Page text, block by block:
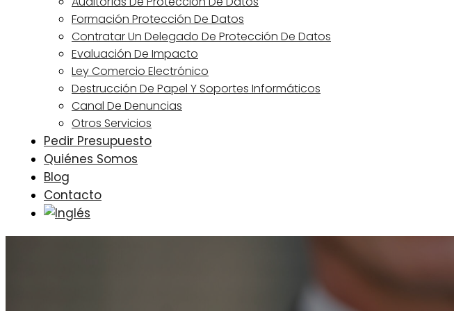
Formación Protección De Datos
Contratar Un Delegado De Protección De Datos
Evaluación De Impacto
Ley Comercio Electrónico
Destrucción De Papel Y Soportes Informáticos
Canal De Denuncias
Otros Servicios
Pedir Presupuesto
Quiénes Somos
Blog
Contacto